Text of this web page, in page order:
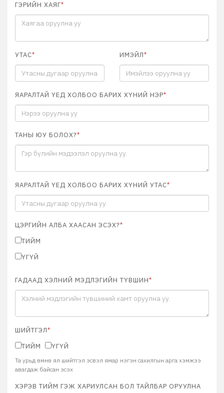
ГЭРИЙН ХАЯГ*
УТАС* ИМЭЙЛ*
ЯАРАЛТАЙ ҮЕД ХОЛБОО БАРИХ ХҮНИЙ НЭР*
ТАНЫ ЮУ БОЛОХ?*
ЯАРАЛТАЙ ҮЕД ХОЛБОО БАРИХ ХҮНИЙ УТАС*
ЦЭРГИЙН АЛБА ХААСАН ЭСЭХ?*
ТИЙМ
ҮГҮЙ
ГАДААД ХЭЛНИЙ МЭДЛЭГИЙН ТҮВШИН*
ШИЙТГЭЛ*
ТИЙМ
ҮГҮЙ
Та урьд өмнө ял шийтгэл эсвэл ямар нэгэн сахилгын арга хэмжээ
авагдаж байсан эсэх
ХЭРЭВ ТИЙМ ГЭЖ ХАРИУЛСАН БОЛ ТАЙЛБАР ОРУУЛНА